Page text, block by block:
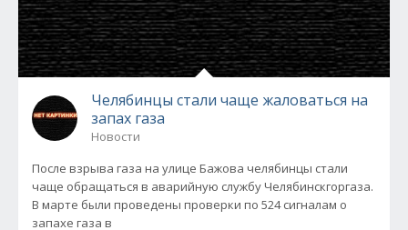
Челябинцы стали чаще жаловаться на
запах газа
Новости
После взрыва газа на улице Бажова челябинцы стали
чаще обращаться в аварийную службу Челябинскгоргаза.
В марте были проведены проверки по 524 сигналам о
запахе газа в